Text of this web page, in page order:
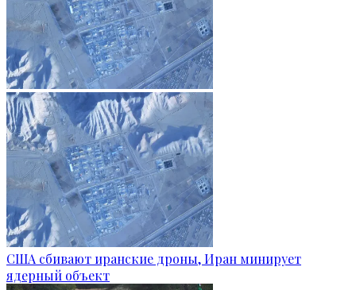
США сбивают иранские дроны, Иран минирует
ядерный объект